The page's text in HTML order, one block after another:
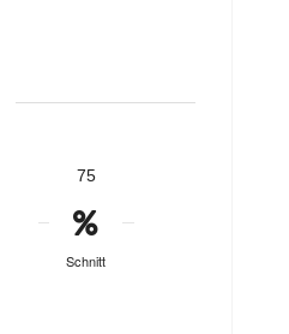
75
Schnitt